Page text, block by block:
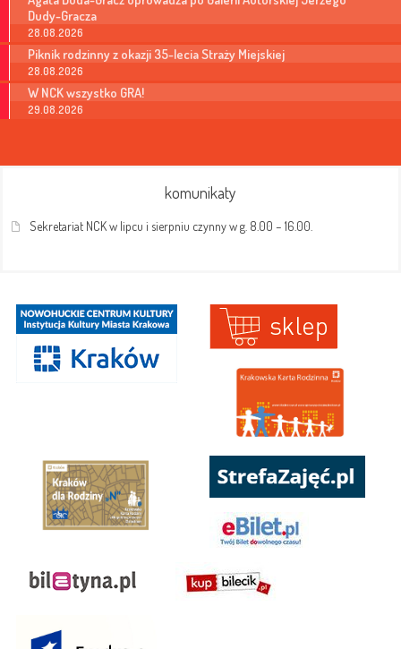
Dudy-Gracza
28.08.2026
Piknik rodzinny z okazji 35-lecia Straży Miejskiej
28.08.2026
W NCK wszystko GRA!
29.08.2026
komunikaty
Sekretariat NCK w lipcu i sierpniu czynny w g. 8.00 – 16.00.